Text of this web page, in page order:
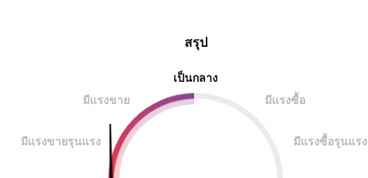
สรุป
เป็นกลาง
มีแรงขาย
มีแรงซื้อ
มีแรงขายรุนแรง มีแรงซื้อรุนแรง